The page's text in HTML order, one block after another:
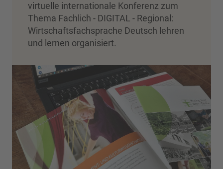
virtuelle internationale Konferenz zum
Thema Fachlich - DIGITAL - Regional:
Wirtschaftsfachsprache Deutsch lehren
und lernen organisiert.